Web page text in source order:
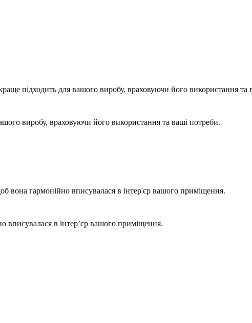
підходить для вашого виробу, враховуючи його використання та
виробу, враховуючи його використання та ваші потреби.
вона гармонійно вписувалася в інтер'єр вашого приміщення.
вписувалася в інтер’єр вашого приміщення.